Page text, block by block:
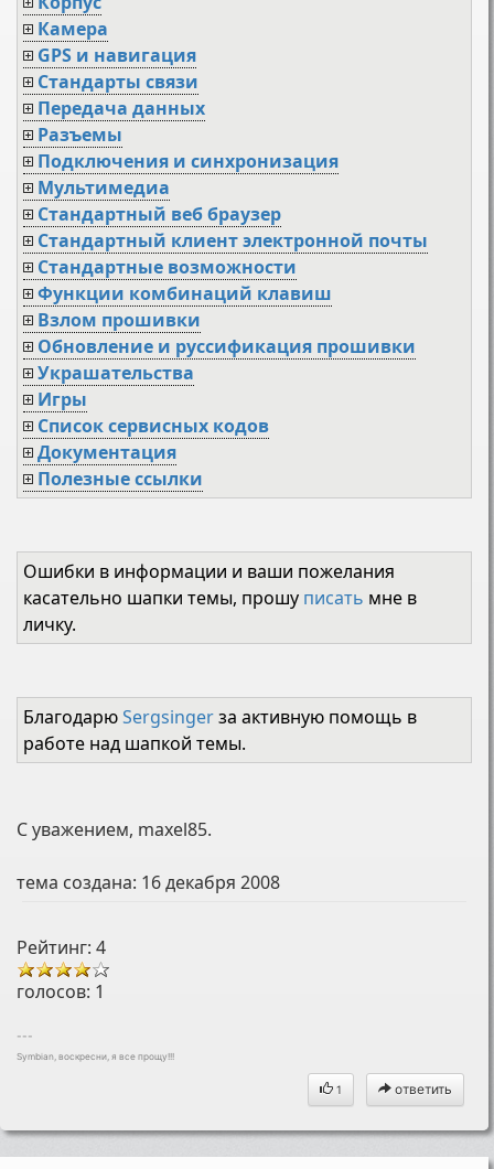
Камера
GPS и навигация
Стандарты связи
Передача данных
Разъемы
Подключения и синхронизация
Мультимедиа
Стандартный веб браузер
Стандартный клиент электронной почты
Стандартные возможности
Функции комбинаций клавиш
Взлом прошивки
Обновление и руссификация прошивки
Украшательства
Игры
Список сервисных кодов
Документация
Полезные ссылки
Ошибки в информации и ваши пожелания
касательно шапки темы, прошу писать мне в
личку.
БлагодарюSergsingerза активную помощь в
работе над шапкой темы.
С уважением, maxel85.
тема создана: 16 декабря 2008
Рейтинг: 4
голосов: 1
---
Symbian, воскресни, я все прощу!!!
1 ответить